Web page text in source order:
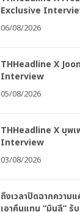
Exclusive
06/08/2026
THHeadline X
Interview
05/08/2026
THHeadline X บุพ
Interview
03/08/2026
ถึงเวลาปิดฉากความ
เอาคืนแทน “มินลี” รั